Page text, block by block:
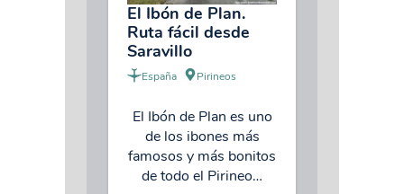
El Ibón de Plan.
Ruta fácil desde
Saravillo
España Pirineos
El Ibón de Plan es uno
de los ibones más
famosos y más bonitos
de todo el Pirineo…